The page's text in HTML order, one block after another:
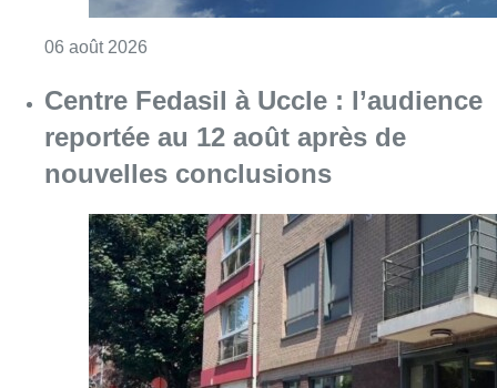
06 août 2026
Centre Fedasil à Uccle : l’audience
reportée au 12 août après de
nouvelles conclusions